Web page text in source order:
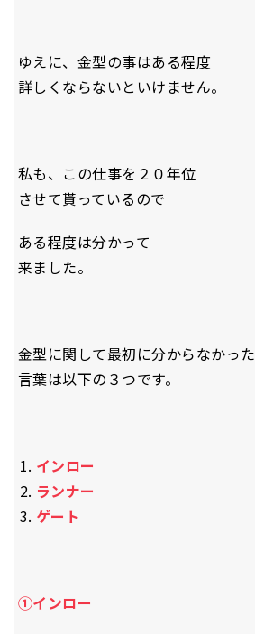
ゆえに、金型の事はある程度
詳しくならないといけません。
私も、この仕事を２０年位
させて貰っているので
ある程度は分かって
来ました。
金型に関して最初に分からなかった
言葉は以下の３つです。
インロー
ランナー
ゲート
①インロー